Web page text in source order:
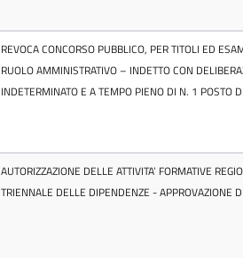
REVOCA CONCORSO PUBBLICO, PER TITOLI ED
RUOLO AMMINISTRATIVO – INDETTO CON
INDETERMINATO E A TEMPO PIENO DI N. 1 POSTO
AUTORIZZAZIONE DELLE ATTIVITA’ FORMATIVE
TRIENNALE DELLE DIPENDENZE - APPROVAZIONE